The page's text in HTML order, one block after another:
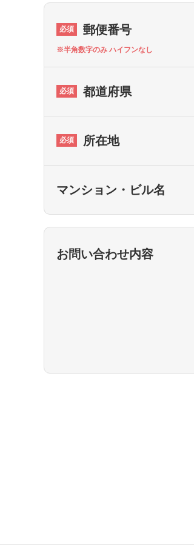
郵便番号
※半角数字のみ ハイフンなし
都道府県
所在地
マンション・ビル名
お問い合わせ内容